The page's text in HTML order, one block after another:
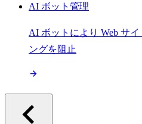
AI ボット管理
AI ボットにより Web サ
ングを阻止